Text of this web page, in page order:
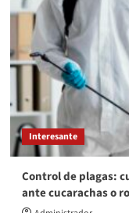
Interesante
Control de plagas:
ante cucarachas o